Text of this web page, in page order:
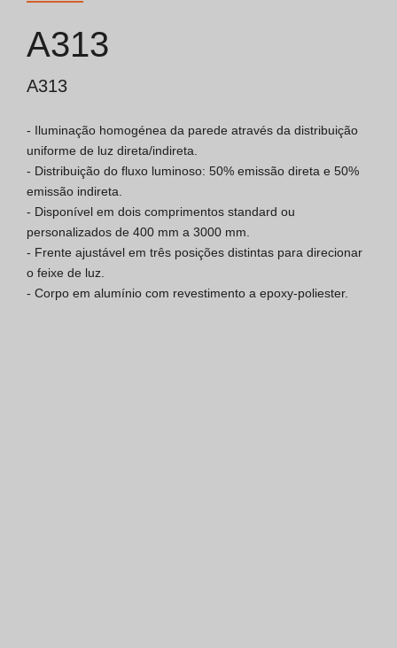
Geral [PT/ES]
Documentos
Considerações Gerais
Certificação SGQ ISO 9001
Condições de Venda
A313
A313
- Iluminação homogénea da parede através da distribuição
uniforme de luz direta/indireta.
- Distribuição do fluxo luminoso: 50% emissão direta e 50%
emissão indireta.
- Disponível em dois comprimentos standard ou
personalizados de 400 mm a 3000 mm.
- Frente ajustável em três posições distintas para direcionar
o feixe de luz.
- Corpo em alumínio com revestimento a epoxy-poliester.